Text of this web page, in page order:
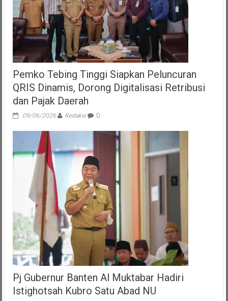
Pemko Tebing Tinggi Siapkan Peluncuran
QRIS Dinamis, Dorong Digitalisasi Retribusi
dan Pajak Daerah
09/06/2026 Redaksi 0
Pj Gubernur Banten Al Muktabar Hadiri
Istighotsah Kubro Satu Abad NU